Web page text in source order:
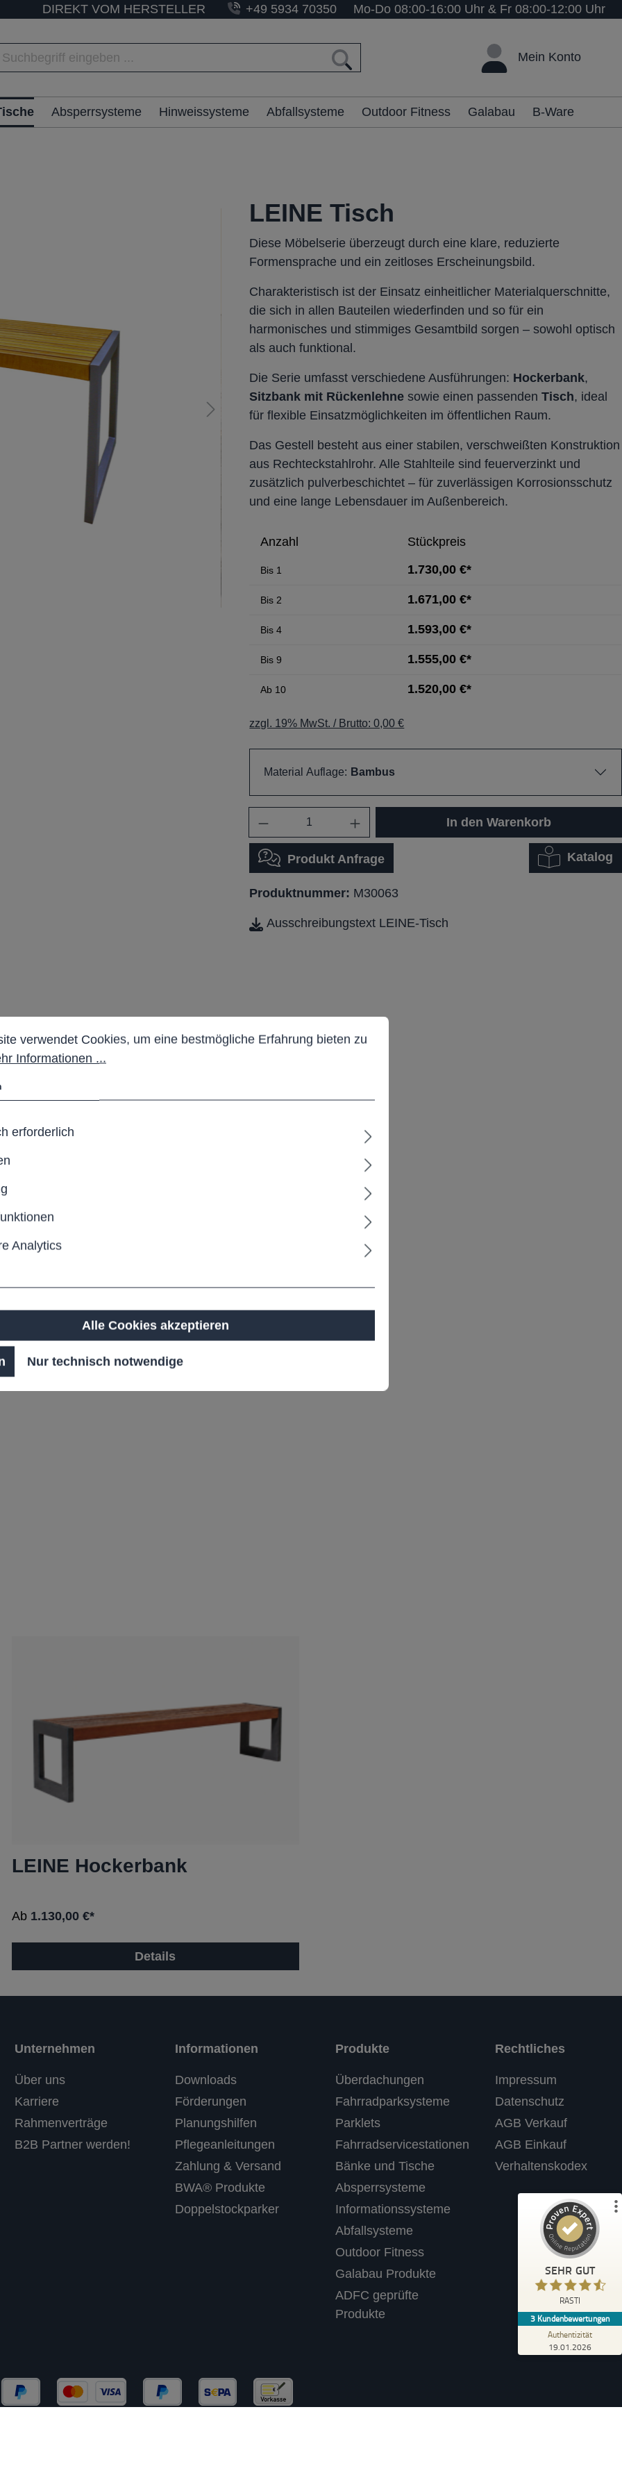
DIREKT VOM HERSTELLER +49 5934 70350 Mo-Do 08:00-16:00 Uhr & Fr 08:00-12:00 Uhr
Mein Konto
Absperrsysteme Hinweissysteme Abfallsysteme Outdoor Fitness Galabau B-Ware
LEINE Tisch
Diese Möbelserie überzeugt durch eine klare, reduzierte
Formensprache und ein zeitloses Erscheinungsbild.
Charakteristisch ist der Einsatz einheitlicher Materialquerschnitte,
die sich in allen Bauteilen wiederfinden und so für ein
harmonisches und stimmiges Gesamtbild sorgen – sowohl optisch
als auch funktional.
Die Serie umfasst verschiedene Ausführungen: Hockerbank,
Sitzbank mit Rückenlehne sowie einen passendenTisch, ideal
für flexible Einsatzmöglichkeiten im öffentlichen Raum.
Das Gestell besteht aus einer stabilen, verschweißten Konstruktion
aus Rechteckstahlrohr. Alle Stahlteile sind feuerverzinkt und
zusätzlich pulverbeschichtet – für zuverlässigen Korrosionsschutz
und eine lange Lebensdauer im Außenbereich.
Anzahl Stückpreis
Bis 1 1.730,00 €*
Bis2 1.671,00 €*
Bis4 1.593,00 €*
Bis9 1.555,00 €*
Ab 10 1.520,00 €*
zzgl. 19% MwSt. / Brutto: 0,00 €
Material Auflage: Bambus
In den Warenkorb
Produkt Anfrage Katalog
Produktnummer: M30063
Ausschreibungstext LEINE-Tisch
Formensprache
Gesamtbild.
Tisch, ideal für den
Stabilität und
LEINE Hockerbank
Ab 1.130,00 €*
Details
Unternehmen
Über uns
Karriere
Rahmenverträge
B2B Partner werden!
Informationen
Downloads
Förderungen
Planungshilfen
Pflegeanleitungen
Zahlung & Versand
BWA® Produkte
Doppelstockparker
Produkte
Überdachungen
Fahrradparksysteme
Parklets
Fahrradservicestationen
Bänke und Tische
Absperrsysteme
Informationssysteme
Abfallsysteme
Outdoor Fitness
Galabau Produkte
ADFC geprüfte
Produkte
Rechtliches
Impressum
Datenschutz
AGB Verkauf
AGB Einkauf
Verhaltenskodex
verwendet Cookies, um eine bestmögliche Erfahrung bieten zu können.
verwendet Cookies, um eine bestmögliche Erfahrung bieten zu
Informationen ...
erforderlich
Analytics
Alle Cookies akzeptieren
Nur technisch notwendige
SEHR GUT
RASTI
3 Kundenbewertungen
Authentizität
19.01.2026
RASTI
100
%
Empfehlungen auf
ProvenExpert.com
Bewertungen auf ProvenExpert.com
Erfahren Sie mehr über dieses Bewertungssiegel
Anonym
Supermarkt einen Fahrradständer mit
Werbetafel gekauft.